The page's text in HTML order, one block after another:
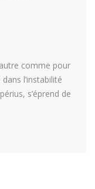
comme pour
l’instabilité
s’éprend de